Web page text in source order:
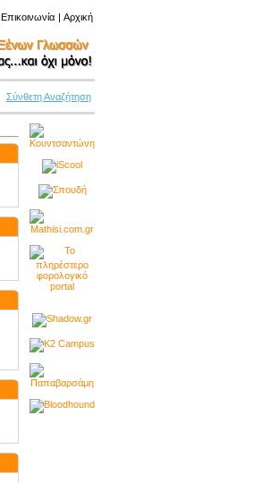
Επικοινωνία | Αρχική
Σύνθετη Αναζήτηση